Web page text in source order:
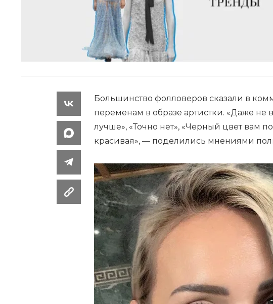
Большинство фолловеров сказали в
переменам в образе артистки. «Даже не
лучше», «Точно нет», «Черный цвет вам
красивая», — поделились мнениями